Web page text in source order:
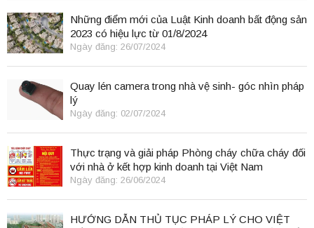
Những điểm mới của Luật Kinh doanh bất động sản
2023 có hiệu lực từ 01/8/2024
Ngày đăng: 26/07/2024
Quay lén camera trong nhà vệ sinh- góc nhìn pháp
lý
Ngày đăng: 02/07/2024
Thực trạng và giải pháp Phòng cháy chữa cháy đối
với nhà ở kết hợp kinh doanh tại Việt Nam
Ngày đăng: 26/06/2024
HƯỚNG DẪN THỦ TỤC PHÁP LÝ CHO VIỆT